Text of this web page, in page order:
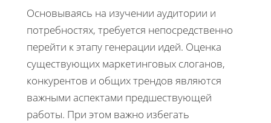
Основываясь на изучении аудитории и
потребностях, требуется непосредственно
перейти к этапу генерации идей. Оценка
существующих маркетинговых слоганов,
конкурентов и общих трендов являются
важными аспектами предшествующей
работы. При этом важно избегать